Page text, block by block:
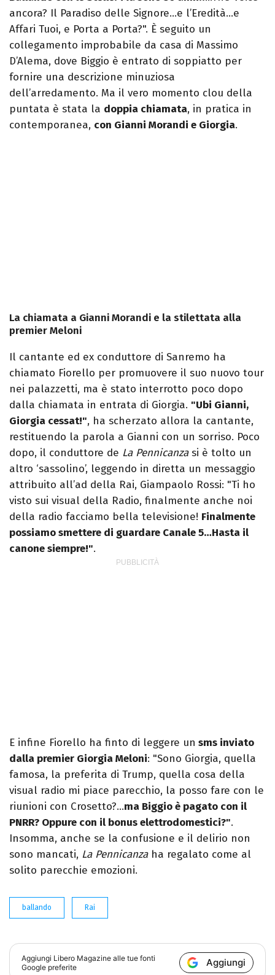
ancora? Il Paradiso delle Signore…e l’Eredità…e
Affari Tuoi, e Porta a Porta?". È seguito un
collegamento improbabile da casa di Massimo
D’Alema, dove Biggio è entrato di soppiatto per
fornire una descrizione minuziosa
dell’arredamento. Ma il vero momento clou della
puntata è stata la doppia chiamata, in pratica in
contemporanea, con Gianni Morandi e Giorgia.
La chiamata a Gianni Morandi e la stilettata alla
premier Meloni
Il cantante ed ex conduttore di Sanremo ha
chiamato Fiorello per promuovere il suo nuovo tour
nei palazzetti, ma è stato interrotto poco dopo
dalla chiamata in entrata di Giorgia. "Ubi Gianni,
Giorgia cessat!", ha scherzato allora la cantante,
restituendo la parola a Gianni con un sorriso. Poco
dopo, il conduttore de La Pennicanzasi è tolto un
altro ‘sassolino’, leggendo in diretta un messaggio
attribuito all’ad della Rai, Giampaolo Rossi: "Ti ho
visto sui visual della Radio, finalmente anche noi
della radio facciamo bella televisione! Finalmente
possiamo smettere di guardare Canale 5…Hasta il
canone siempre!".
E infine Fiorello ha finto di leggere un sms inviato
dalla premier Giorgia Meloni: "Sono Giorgia, quella
famosa, la preferita di Trump, quella cosa della
visual radio mi piace parecchio, la posso fare con le
riunioni con Crosetto?…ma Biggio è pagato con il
PNRR? Oppure con il bonus elettrodomestici?".
Insomma, anche se la confusione e il delirio non
sono mancati, La Pennicanzaha regalato come al
solito parecchie emozioni.
ballando Rai
Aggiungi Libero Magazine alle tue fonti
Google preferite
Aggiungi